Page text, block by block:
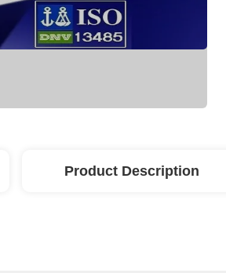
Product Description